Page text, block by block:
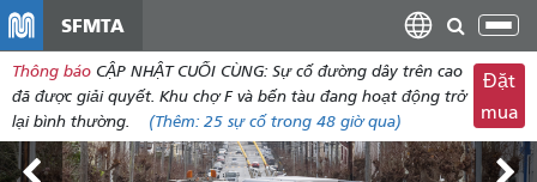
dung
SFMTA
đổi
Thông báo CẬP NHẬT CUỐI CÙNG: Sự cố đường dây trên cao
đã được giải quyết. Khu chợ F và bến tàu đang hoạt động trở
lại bình thường.
(Thêm: 25 sự cốtrong 48 giờ qua)
Đặt
mua